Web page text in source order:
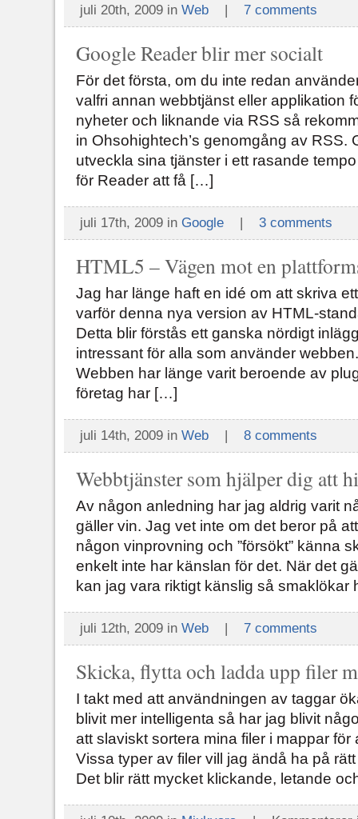
juli 20th, 2009 in Web | 7 comments
Google Reader blir mer socialt
För det första, om du inte redan
valfri annan webbtjänst eller applikation
nyheter och liknande via RSS så
in Ohsohightech’s genomgång av RSS.
utveckla sina tjänster i ett rasande
för Reader att få […]
juli 17th, 2009 in Google | 3 comments
HTML5 – Vägen mot en
Jag har länge haft en idé om att skriva
varför denna nya version av HTML-
Detta blir förstås ett ganska nördigt
intressant för alla som använder
Webben har länge varit beroende av
företag har […]
juli 14th, 2009 in Web | 8 comments
Webbtjänster som hjälper dig att
Av någon anledning har jag aldrig varit
gäller vin. Jag vet inte om det beror på
någon vinprovning och ”försökt” känna
enkelt inte har känslan för det. När det
kan jag vara riktigt känslig så smaklökar
juli 12th, 2009 in Web | 7 comments
Skicka, flytta och ladda upp filer
I takt med att användningen av taggar
blivit mer intelligenta så har jag blivit
att slaviskt sortera mina filer i mappar för
Vissa typer av filer vill jag ändå ha på
Det blir rätt mycket klickande, letande